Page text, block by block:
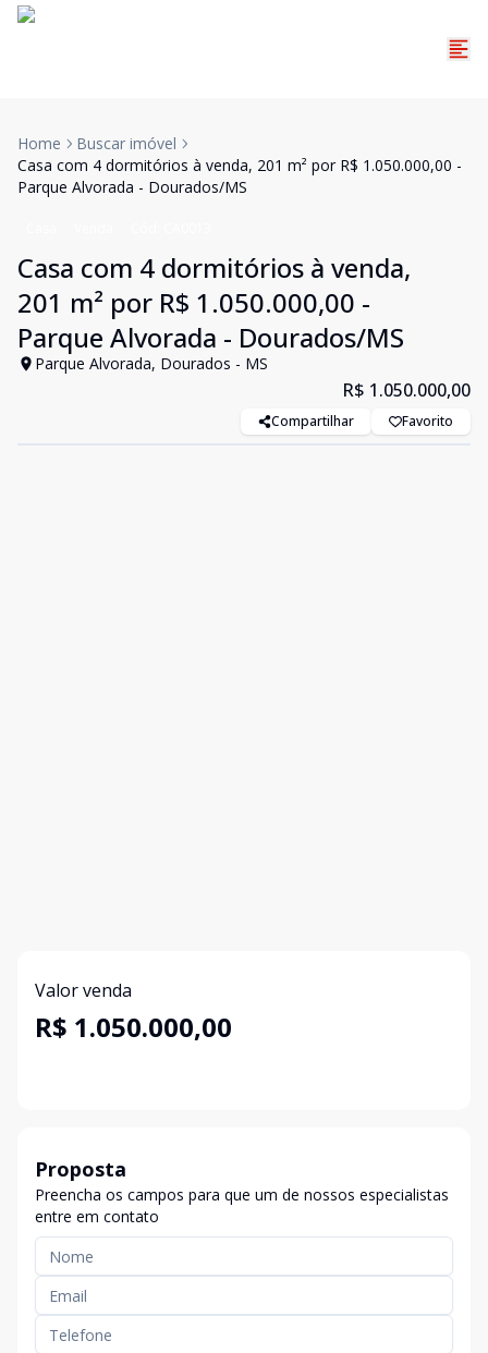
Home
Buscar imóvel
Casa com 4 dormitórios à venda, 201 m² por R$ 1.050.000,00 -
Parque Alvorada - Dourados/MS
Casa com 4 dormitórios à venda,
201 m² por R$ 1.050.000,00 -
Parque Alvorada - Dourados/MS
Parque Alvorada, Dourados - MS
R$ 1.050.000,00
Compartilhar Favorito
Valor venda
R$ 1.050.000,00
Proposta
Preencha os campos para que um de nossos especialistas
entre em contato